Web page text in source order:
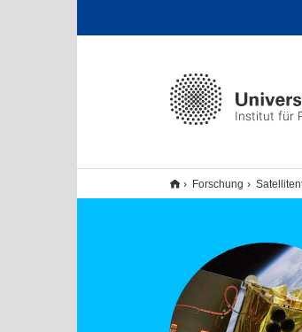
Institut für
Forschung